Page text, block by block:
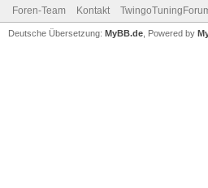
Foren-Team Kontakt
Deutsche Übersetzung: MyBB.de , Powered by